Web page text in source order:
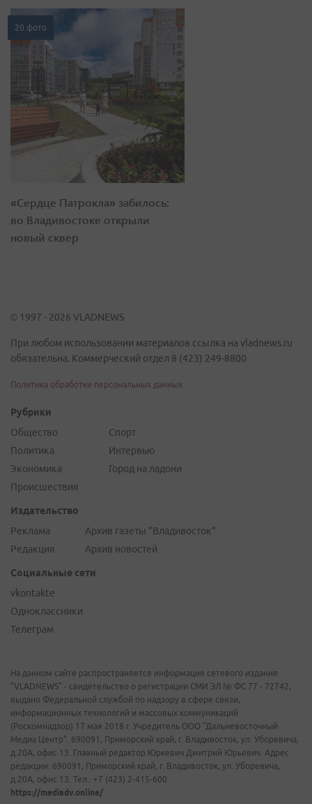
20 фото
«Сердце Патрокла» забилось:
во Владивостоке открыли
новый сквер
© 1997 - 2026 VLADNEWS
При любом использовании материалов ссылка на vladnews.ru
обязательна. Коммерческий отдел 8 (423) 249-8800
Политика обработки персональных данных
Рубрики
Общество
Политика
Экономика
Происшествия
Спорт
Интервью
Город на ладони
Издательство
Реклама
Редакция
Архив газеты "Владивосток"
Архив новостей
Социальные сети
vkontakte
Одноклассники
Телеграм
На данном сайте распространяется информация сетевого издания
"VLADNEWS" - свидетельство о регистрации СМИ ЭЛ № ФС 77 - 72742,
выдано Федеральной службой по надзору в сфере связи,
информационных технологий и массовых коммуникаций
(Роскомнадзор) 17 мая 2018 г. Учредитель ООО "Дальневосточный
Медиа Центр". 690091, Приморский край, г. Владивосток, ул. Уборевича,
д.20А, офис 13. Главный редактор Юркевич Дмитрий Юрьевич. Адрес
редакции: 690091, Приморский край, г. Владивосток, ул. Уборевича,
д.20А, офис 13. Тел.: +7 (423) 2-415-600.
https://mediadv.online/